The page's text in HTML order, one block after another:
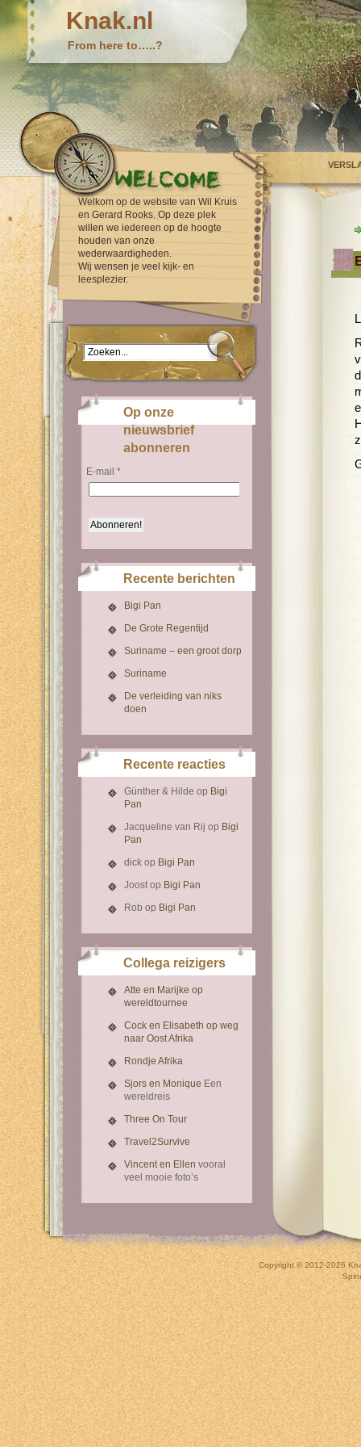
Knak.nl
From here to…..?
Welkom op de website van Wil Kruis
en Gerard Rooks. Op deze plek
willen we iedereen op de hoogte
houden van onze
wederwaardigheden.
Wij wensen je veel kijk- en
leesplezier.
Op onze
nieuwsbrief
abonneren
E-mail *
Recente berichten
Bigi Pan
De Grote Regentijd
Suriname – een groot dorp
Suriname
De verleiding van niks
doen
Recente reacties
Günther & Hilde op Bigi
Pan
Jacqueline van Rij op Bigi
Pan
dick op Bigi Pan
Joostop Bigi Pan
Rob op Bigi Pan
Collega reizigers
Atte en Marijke op
wereldtournee
Cock en Elisabeth op weg
naar Oost Afrika
Rondje Afrika
Sjors en Monique Een
wereldreis
Three On Tour
Travel2Survive
Vincent en Ellen vooral
veel mooie foto’s
Copyright © 2012-2026